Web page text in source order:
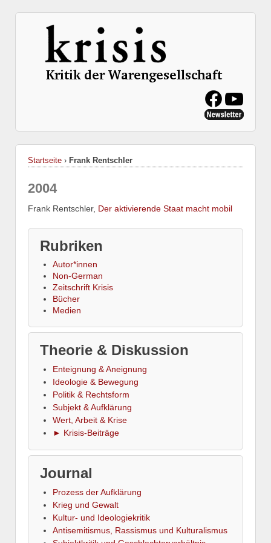
Startseite › Frank Rentschler
2004
Frank Rentschler, Der aktivierende Staat macht mobil
Rubriken
Autor*innen
Non-German
Zeitschrift Krisis
Bücher
Medien
Theorie & Diskussion
Enteignung & Aneignung
Ideologie & Bewegung
Politik & Rechtsform
Subjekt & Aufklärung
Wert, Arbeit & Krise
► Krisis-Beiträge
Journal
Prozess der Aufklärung
Krieg und Gewalt
Kultur- und Ideologiekritik
Antisemitismus, Rassismus und Kulturalismus